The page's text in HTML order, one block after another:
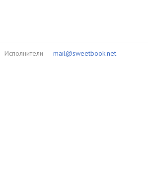
Исполнители mail@sweetbook.net